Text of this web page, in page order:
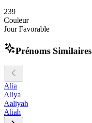
239
Couleur
Jour Favorable
Prénoms Similaires
Alia
Aliya
Aaliyah
Aliah